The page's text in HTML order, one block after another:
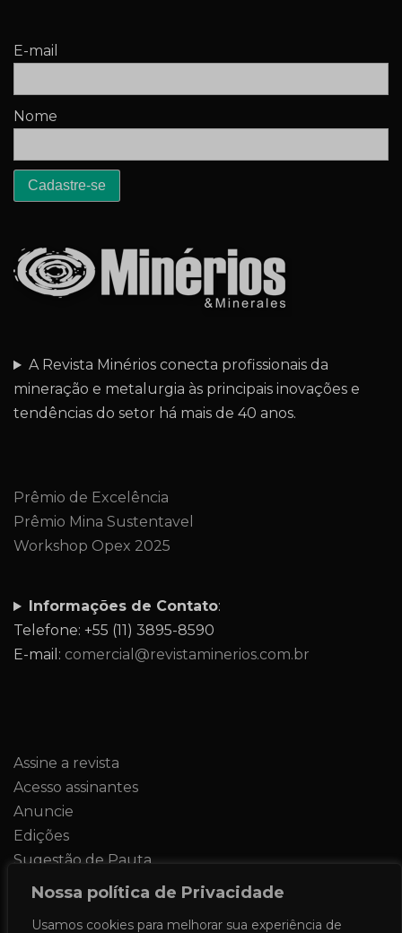
Nossa política de Privacidade
Usamos cookies para melhorar sua experiência de
E-mail
Nome
A Revista Minérios conecta profissionais da
mineração e metalurgia às principais inovações e
tendências do setor há mais de 40 anos.
Prêmio de Excelência
Prêmio Mina Sustentavel
Workshop Opex 2025
Informações de Contato:
Telefone: +55 (11) 3895-8590
E-mail: comercial@revistaminerios.com.br
Assine a revista
Acesso assinantes
Anuncie
Edições
Sugestão de Pauta
Contato